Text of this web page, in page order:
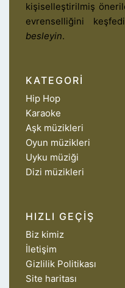
kişiselleştirilmiş
evrenselliğini
besleyin.
KATEGORI
Hip Hop
Karaoke
Aşk müzikleri
Oyun müzikleri
Uyku müziği
Dizi müzikleri
HIZLI GEÇIŞ
Biz kimiz
İletişim
Gizlilik Politikası
Site haritası